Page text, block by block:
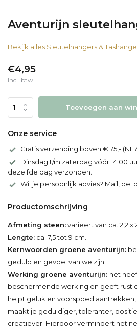
Aventurijn
Bekijk alles Sleutelhangers &
€4,95
Incl. btw
Toevoegen aan
Onze service
Gratis verzending boven € 75,- (NL
Dinsdag t/m zaterdag vóór 14:00
dezelfde dag verzonden.
Wil je persoonlijk advies? Mail, bel
Productomschrijving
Afmeting steen:varieert van ca. 2,2 x
Lengte: ca. 7,5 tot 9 cm.
Kernwoorden groene aventurijn:
geduld en gevoel van welzijn.
Werking groene aventurijn: het
beschermende werking en geeft rust
helpt geluk en voorspoed
maakt je geduldiger, toleranter,
creatiever. Hierdoor vermindert het